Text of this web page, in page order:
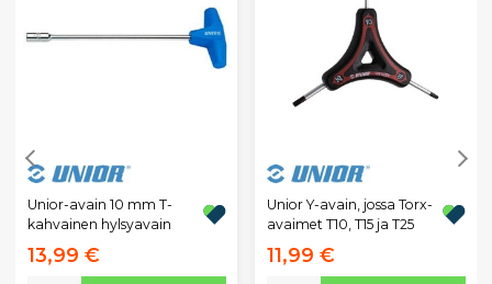
Unior-avain 10 mm T-
kahvainen hylsyavain
13,99 €
Unior Y-avain, jossa Torx-
avaimet T10, T15 ja T25
11,99 €